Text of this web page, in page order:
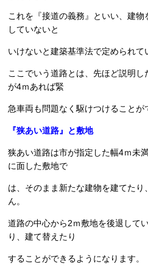
これを『接道の義務』といい、建
していないと
いけないと建築基準法で定められて
ここでいう道路とは、先ほど説明
が4ｍあれば緊
急車両も問題なく駆けつけることが
『狭あい道路』と敷地
狭あい道路は市が指定した幅4ｍ未
に面した敷地で
は、そのまま新たな建物を建てた
ん。
道路の中心から2ｍ敷地を後退して
り、建て替えたり
することができるようになります。